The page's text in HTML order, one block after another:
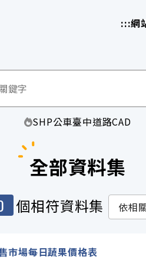
:::網
SHP公車臺中道路CAD
全部資料集
個相符資料集 依相
市場每日蔬果價格表